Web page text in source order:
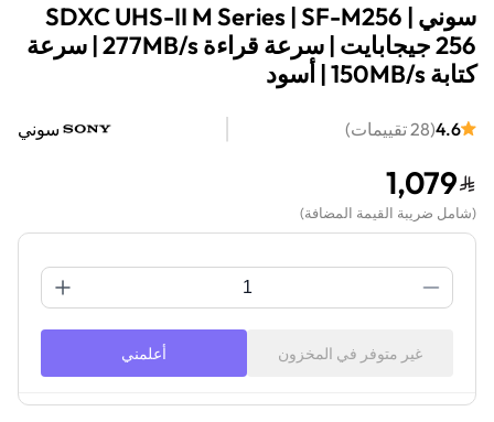
سوني SDXC UHS-II M Series | SF-M256 |
256 جيجابايت | سرعة قراءة 277MB/s | سرعة
كتابة 150MB/s | أسود
4.6
(
28تقييمات) سوني
1,079
(شامل ضريبة القيمة المضافة)
غير متوفر في المخزون أعلمني